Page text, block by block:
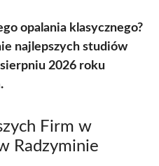
opalania klasycznego?
najlepszych studiów
2026 roku
Firm w
Radzyminie